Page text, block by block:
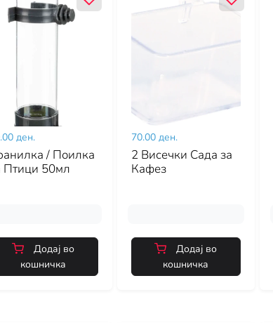
ден.
/ Поилка
Птици 50мл
Додај во
кошничка
70.00 ден.
2 Висечки Сада за
Кафез
Додај во
кошничка